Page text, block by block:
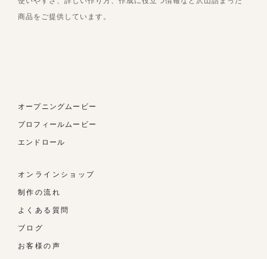
商品をご提供しています。
オープニングムービー
プロフィールムービー
エンドロール
オンラインショップ
制作の流れ
よくある質問
ブログ
お客様の声